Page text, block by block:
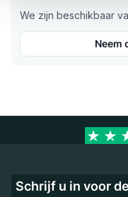
We zijn beschikbaar
Neem
Schrijf u in voor